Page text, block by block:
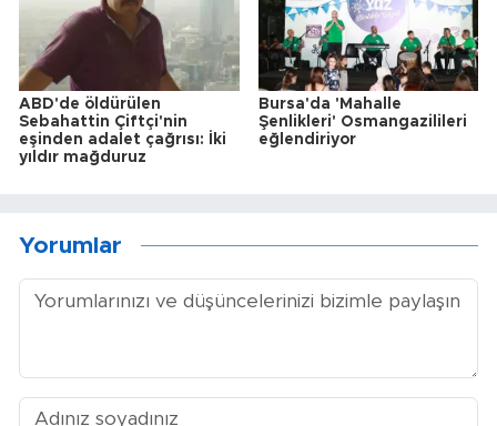
ABD'de öldürülen
Sebahattin Çiftçi'nin
eşinden adalet çağrısı: İki
yıldır mağduruz
Bursa'da 'Mahalle
Şenlikleri' Osmangazilileri
eğlendiriyor
Yorumlar